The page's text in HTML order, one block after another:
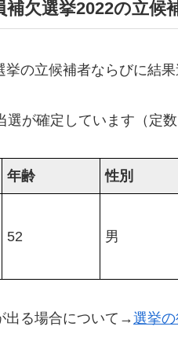
補欠選挙2022の立候
の立候補者ならびに結果
が確定しています（定数
年齢 性別
52 男
出る場合について→選挙の